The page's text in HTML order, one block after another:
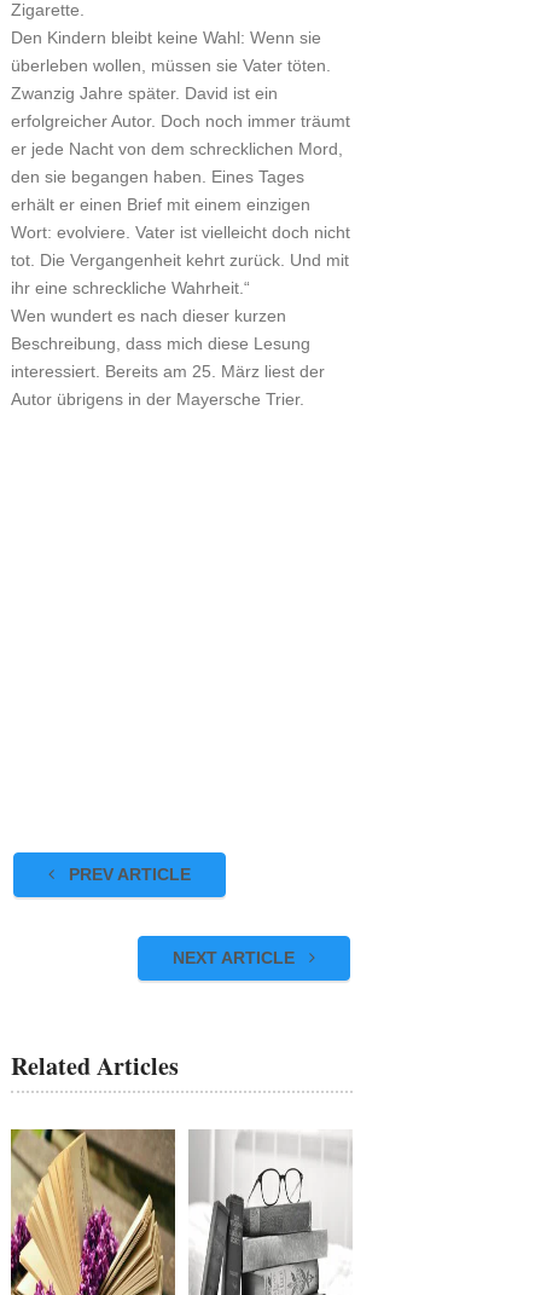
Zigarette.
Den Kindern bleibt keine Wahl: Wenn sie
überleben wollen, müssen sie Vater töten.
Zwanzig Jahre später. David ist ein
erfolgreicher Autor. Doch noch immer träumt
er jede Nacht von dem schrecklichen Mord,
den sie begangen haben. Eines Tages
erhält er einen Brief mit einem einzigen
Wort: evolviere. Vater ist vielleicht doch nicht
tot. Die Vergangenheit kehrt zurück. Und mit
ihr eine schreckliche Wahrheit.“
Wen wundert es nach dieser kurzen
Beschreibung, dass mich diese Lesung
interessiert. Bereits am 25. März liest der
Autor übrigens in der Mayersche Trier.
PREV ARTICLE
NEXT ARTICLE
Related Articles